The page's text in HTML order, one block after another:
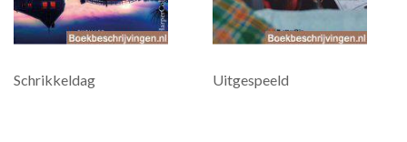
Schrikkeldag Uitgespeeld